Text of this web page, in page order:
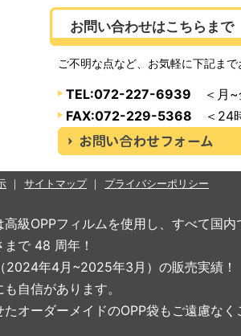
お問い合わせはこちらまで
ご不明な点など、お気軽に下記ま
TEL:072-227-6939 ＜月~
FAX:072-229-5368 ＜24
サイトマップ プライバシーポリシー
高級OPPフィルムを使用し、すべて国
で 48 周年！
年4月~2025年3月）の販売実績！
自信があります。
オーダーメイドのOPP袋もご遠慮な